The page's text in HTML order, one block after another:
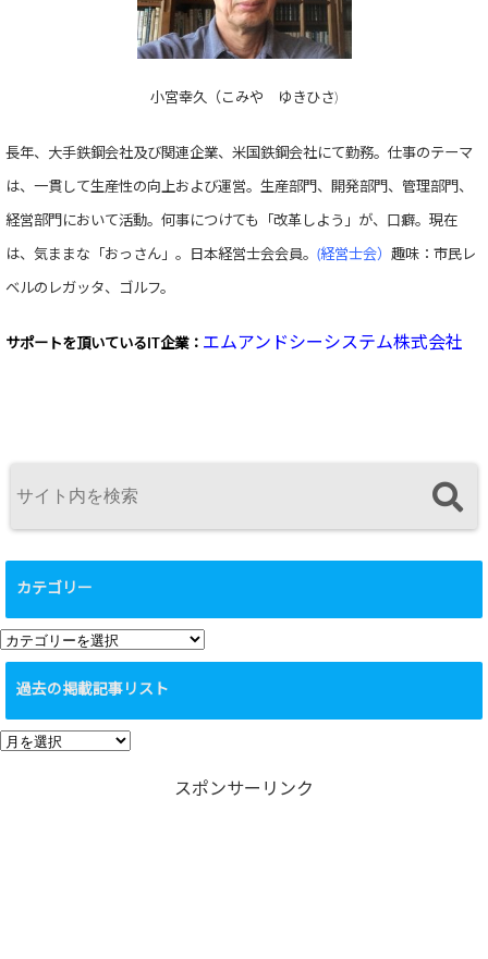
小宮幸久（こみや ゆきひさ)
長年、大手鉄鋼会社及び関連企業、米国鉄鋼会社にて勤務。仕事のテーマ
は、一貫して生産性の向上および運営。生産部門、開発部門、管理部門、
経営部門において活動。何事につけても「改革しよう」が、口癖。現在
は、気ままな「おっさん」。日本経営士会会員。 (経営士会） 趣味：市民レ
ベルのレガッタ、ゴルフ。
サポートを頂いている IT企業： エムアンドシーシステム株式会社
カテゴリー
カ
テ
リ
ー
過去の掲載記事リスト
過
スポンサーリンク